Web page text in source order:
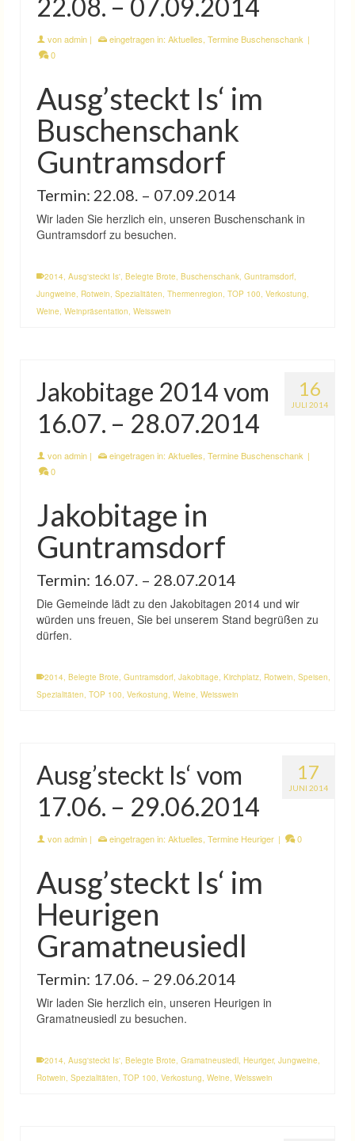
22.08. – 07.09.2014
vonadmin | eingetragen in: Aktuelles Termine Buschenschank |
0
Ausg’steckt Is‘ im
Buschenschank
Guntramsdorf
Termin: 22.08. – 07.09.2014
Wir laden Sie herzlich ein, unseren Buschenschank in
Guntramsdorf zu besuchen.
2014 Ausg'steckt Is' Belegte Brote Buschenschank Guntramsdorf
Jungweine Rotwein Spezialitäten Thermenregion TOP 100 Verkostung
Weine Weinpräsentation Weisswein
16
JULI 2014
Jakobitage 2014 vom
16.07. – 28.07.2014
vonadmin | eingetragen in: Aktuelles Termine Buschenschank |
0
Jakobitage in
Guntramsdorf
Termin: 16.07. – 28.07.2014
Die Gemeinde lädt zu den Jakobitagen 2014 und wir
würden uns freuen, Sie bei unserem Stand begrüßen zu
dürfen.
2014 Belegte Brote Guntramsdorf Jakobitage Kirchplatz Rotwein Speisen
Spezialitäten TOP 100 Verkostung Weine Weisswein
17
JUNI 2014
Ausg’steckt Is‘ vom
17.06. – 29.06.2014
vonadmin | eingetragen in: Aktuelles Termine Heuriger | 0
Ausg’steckt Is‘ im
Heurigen
Gramatneusiedl
Termin: 17.06. – 29.06.2014
Wir laden Sie herzlich ein, unseren Heurigen in
Gramatneusiedl zu besuchen.
2014, Ausg'steckt Is', Belegte Brote, Gramatneusiedl, Heuriger, Jungweine,
Rotwein, Spezialitäten, TOP 100, Verkostung, Weine, Weisswein